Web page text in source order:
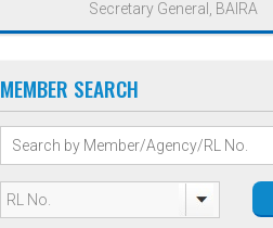
Secretary General, BAIRA
MEMBER SEARCH